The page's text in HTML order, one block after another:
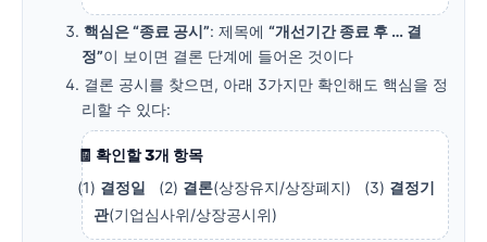
핵심은 “종료 공시”: 제목에 “개선기간 종료 후 … 결
정”이 보이면 결론 단계에 들어온 것이다
결론 공시를 찾으면, 아래 3가지만 확인해도 핵심을 정
리할 수 있다:
🧾 확인할 3개 항목
(1) 결정일 (2) 결론(상장유지/상장폐지) (3) 결정기
관(기업심사위/상장공시위)